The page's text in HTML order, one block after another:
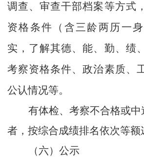
调查、审查干部档案等方式
资格条件（含三龄两历一
实，了解其德、能、勤、绩
考察资格条件、政治素质、
公认情况等。
有体检、考察不合格或中
者，按综合成绩排名依次等额
（六）公示